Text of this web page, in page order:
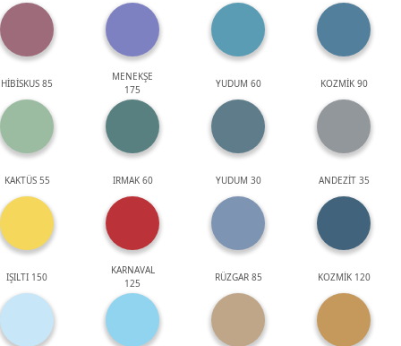
HİBİSKUS 85
MENEKŞE
175
YUDUM 60 KOZMİK 90
KAKTÜS 55 IRMAK 60 YUDUM 30 ANDEZİT 35
IŞILTI 150
KARNAVAL
125
RÜZGAR 85 KOZMİK 120